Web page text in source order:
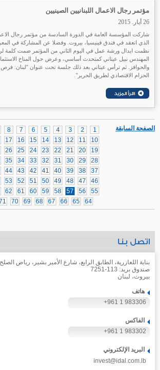
مؤتمر رجال الاعمال اللبنانيين الصينيين
26 أيار. 2015
شاركت المؤسسة العامة في الدورة السادسة من مؤتمر رجال الاعمال
الذي انعقد في فندق فينيسيا، بيروت. وفضلا عن المشاركة في
نظمت ايدال ورشة عمل في اليوم الثاني من المؤتمر ضمت كلمة
المهندس نبيل عيتاني كمتحدث أساسي، وعرض حول المناخ
والحوافز. ثم ترأس عيتاني بعد ذلك جلسة تحت عنوان "لبنان: فرص
الحزام الاقتصادي لطريق الحرير".
1
2
3
4
5
6
7
8
10
11
12
13
14
15
16
17
19
20
21
22
23
24
25
26
28
29
30
31
32
33
34
35
37
38
39
40
41
42
43
44
46
47
48
49
50
51
52
53
55
56
57
58
59
60
61
62
64
65
66
67
68
69
70
الصفحة السابقة
اتصل بنا
بناية اللعازرية، الطابق الرابع، شارع الأمير بشير، رياض الصلح
صندوق بريد: 113-7251
بيروت، لبنان
هاتف
+961 1 983306
الفاكس
+961 1 983302
البريد الإلكتروني
invest@idal.com.lb